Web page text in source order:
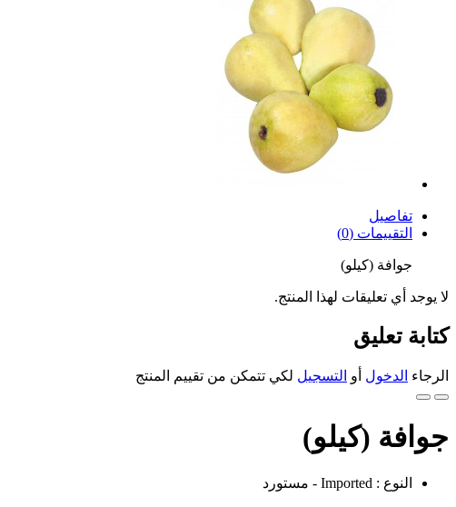
تفاصيل
التقييمات (0)
جوافة (كيلو)
لا يوجد أي تعليقات لهذا المنتج.
كتابة تعليق
الرجاء الدخول أو التسجيل لكي تتمكن من تقييم المنتج
جوافة (كيلو)
النوع : Imported - مستورد